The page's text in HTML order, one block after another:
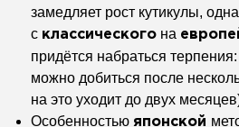
замедляет рост кутикулы,
с классического на
придётся набраться
можно добиться после
на это уходит до двух
Особенностью японской